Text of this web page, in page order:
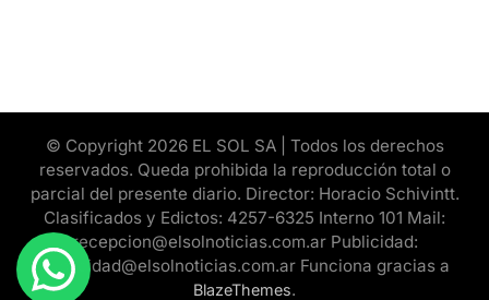
© Copyright 2026 EL SOL SA | Todos los derechos
reservados. Queda prohibida la reproducción total o
parcial del presente diario. Director: Horacio Schivintt.
Clasificados y Edictos: 4257-6325 Interno 101 Mail:
recepcion@elsolnoticias.com.ar Publicidad:
publicidad@elsolnoticias.com.ar Funciona gracias a
BlazeThemes.